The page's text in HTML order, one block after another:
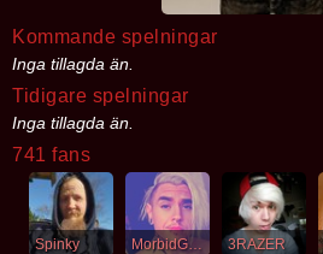
Kommande spelningar
Inga tillagda än.
Tidigare spelningar
Inga tillagda än.
741 fans
Spinky MorbidGame 3RAZER